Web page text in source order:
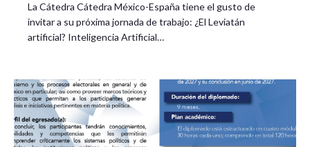
La Cátedra Cátedra México-España tiene el gusto de
invitar a su próxima jornada de trabajo: ¿El Leviatán
artificial? Inteligencia Artificial…